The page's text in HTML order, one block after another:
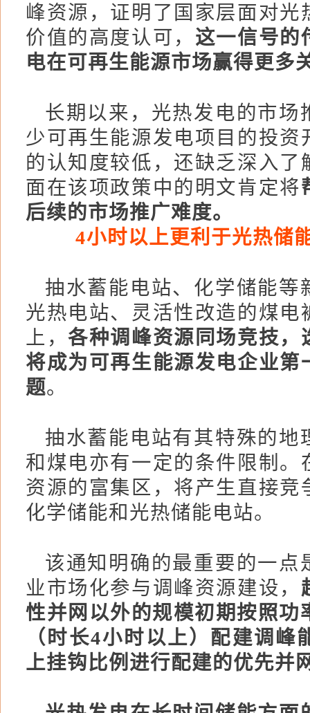
峰资源，证明了国家层面对光
价值的高度认可， 这一信号的
电在可再生能源市场赢得更多
长期以来，光热发电的市场
少可再生能源发电项目的投资
的认知度较低，还缺乏深入了
面在该项政策中的明文肯定将
后续的市场推广难度。
4小时以上更利于光热储
抽水蓄能电站、化学储能等
光热电站、灵活性改造的煤电
上，各种调峰资源同场竞技，
将成为可再生能源发电企业第
题。
抽水蓄能电站有其特殊的地
和煤电亦有一定的条件限制。
资源的富集区，将产生直接竞
化学储能和光热储能电站。
该通知明确的最重要的一点
业市场化参与调峰资源建设，
性并网以外的规模初期按照功
（时长4小时以上）配建调峰
上挂钩比例进行配建的优先并